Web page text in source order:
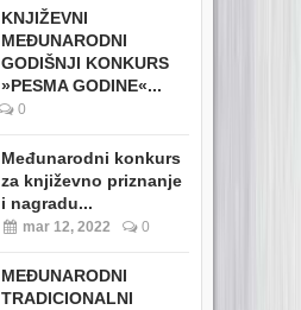
KNJIŽEVNI
MEĐUNARODNI
GODIŠNJI KONKURS
»PESMA GODINE«...
0
Međunarodni konkurs
za književno priznanje
i nagradu...
mar 12, 2022 0
MEĐUNARODNI
TRADICIONALNI